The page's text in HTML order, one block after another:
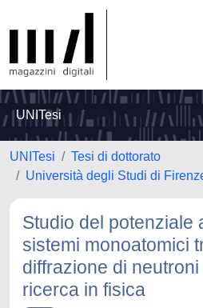
UNITesi
UNITesi
Tesi di dottorato
Università degli Studi di
Studio del potenziale
sistemi monoatomici
diffrazione di
ricerca in fisica